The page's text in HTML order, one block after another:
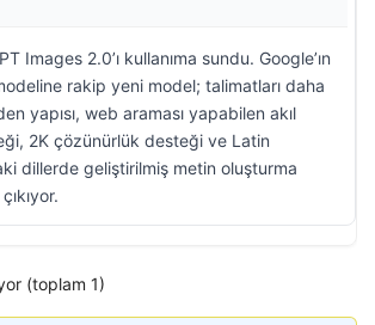
Images 2.0’ı kullanıma sundu. Google’ın
rakip yeni model; talimatları daha
yapısı, web araması yapabilen akıl
2K çözünürlük desteği ve Latin
dillerde geliştirilmiş metin oluşturma
(toplam 1)